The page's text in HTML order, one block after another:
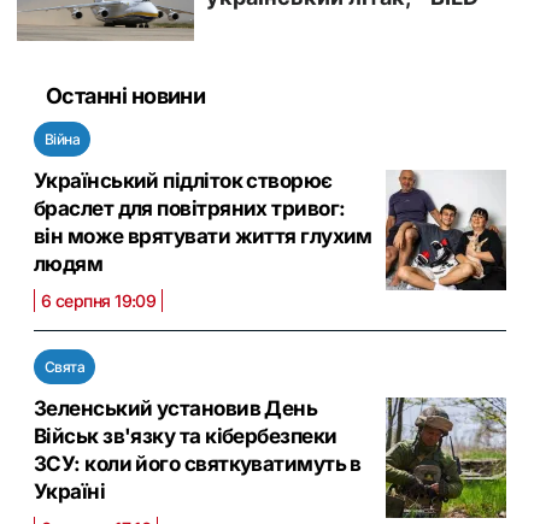
Останні новини
Війна
Український підліток створює
браслет для повітряних тривог:
він може врятувати життя глухим
людям
6 серпня 19:09
Свята
Зеленський установив День
Військ зв'язку та кібербезпеки
ЗСУ: коли його святкуватимуть в
Україні